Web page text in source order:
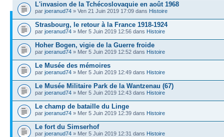
L'invasion de la Tchécoslovaquie en août 1968
par joeranud74 » Ven 21 Juin 2019 17:09 dans Histoire
Strasbourg, le retour à la France 1918-1924
par joeranud74 » Mer 5 Juin 2019 12:56 dans Histoire
Hoher Bogen, vigie de la Guerre froide
par joeranud74 » Mer 5 Juin 2019 12:52 dans Histoire
Le Musée des mémoires
par joeranud74 » Mer 5 Juin 2019 12:49 dans Histoire
Le Musée Militaire Park de la Wantzenau (67)
par joeranud74 » Mer 5 Juin 2019 12:43 dans Histoire
Le champ de bataille du Linge
par joeranud74 » Mer 5 Juin 2019 12:39 dans Histoire
Le fort du Simserhof
par joeranud74 » Mer 5 Juin 2019 12:31 dans Histoire